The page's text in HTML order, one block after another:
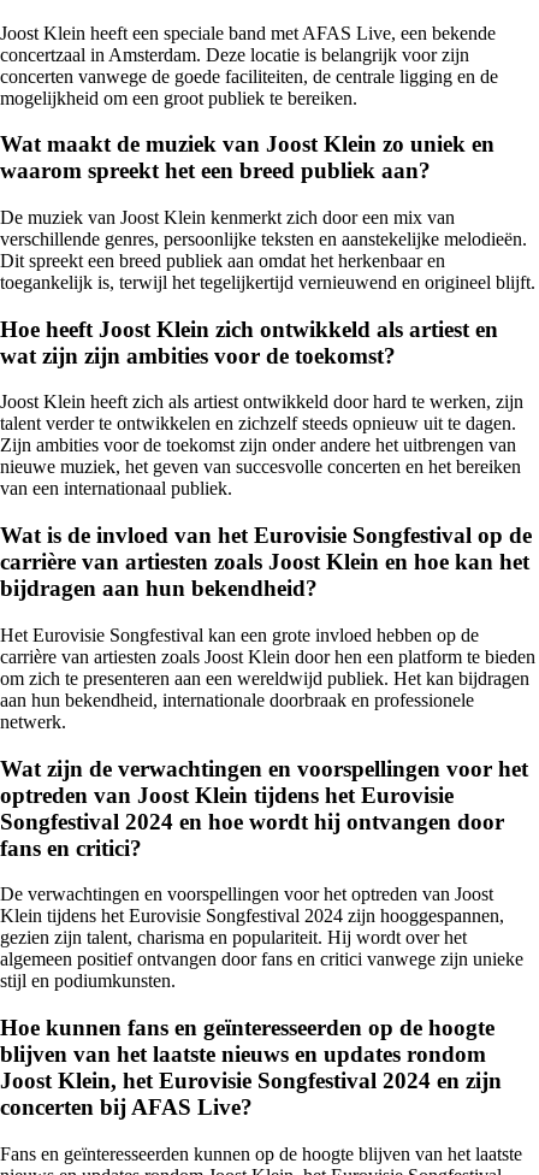
Joost Klein heeft een speciale band met AFAS Live, een bekende
concertzaal in Amsterdam. Deze locatie is belangrijk voor zijn
concerten vanwege de goede faciliteiten, de centrale ligging en de
mogelijkheid om een groot publiek te bereiken.
Wat maakt de muziek van Joost Klein zo uniek en
waarom spreekt het een breed publiek aan?
De muziek van Joost Klein kenmerkt zich door een mix van
verschillende genres, persoonlijke teksten en aanstekelijke melodieën.
Dit spreekt een breed publiek aan omdat het herkenbaar en
toegankelijk is, terwijl het tegelijkertijd vernieuwend en origineel blijft.
Hoe heeft Joost Klein zich ontwikkeld als artiest en
wat zijn zijn ambities voor de toekomst?
Joost Klein heeft zich als artiest ontwikkeld door hard te werken, zijn
talent verder te ontwikkelen en zichzelf steeds opnieuw uit te dagen.
Zijn ambities voor de toekomst zijn onder andere het uitbrengen van
nieuwe muziek, het geven van succesvolle concerten en het bereiken
van een internationaal publiek.
Wat is de invloed van het Eurovisie Songfestival op de
carrière van artiesten zoals Joost Klein en hoe kan het
bijdragen aan hun bekendheid?
Het Eurovisie Songfestival kan een grote invloed hebben op de
carrière van artiesten zoals Joost Klein door hen een platform te bieden
om zich te presenteren aan een wereldwijd publiek. Het kan bijdragen
aan hun bekendheid, internationale doorbraak en professionele
netwerk.
Wat zijn de verwachtingen en voorspellingen voor het
optreden van Joost Klein tijdens het Eurovisie
Songfestival 2024 en hoe wordt hij ontvangen door
fans en critici?
De verwachtingen en voorspellingen voor het optreden van Joost
Klein tijdens het Eurovisie Songfestival 2024 zijn hooggespannen,
gezien zijn talent, charisma en populariteit. Hij wordt over het
algemeen positief ontvangen door fans en critici vanwege zijn unieke
stijl en podiumkunsten.
Hoe kunnen fans en geïnteresseerden op de hoogte
blijven van het laatste nieuws en updates rondom
Joost Klein, het Eurovisie Songfestival 2024 en zijn
concerten bij AFAS Live?
Fans en geïnteresseerden kunnen op de hoogte blijven van het laatste